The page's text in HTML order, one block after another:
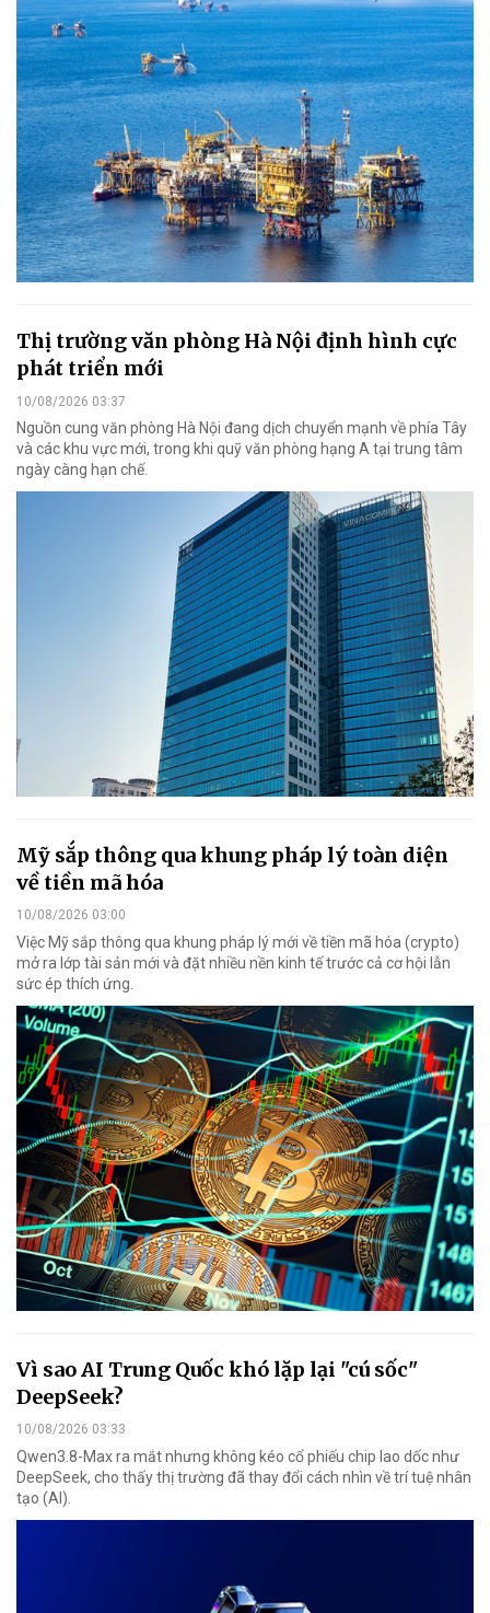
Thị trường văn phòng Hà Nội định hình cực
phát triển mới
10/08/2026 03:37
Nguồn cung văn phòng Hà Nội đang dịch chuyển mạnh về phía Tây
và các khu vực mới, trong khi quỹ văn phòng hạng A tại trung tâm
ngày càng hạn chế.
Mỹ sắp thông qua khung pháp lý toàn diện
về tiền mã hóa
10/08/2026 03:00
Việc Mỹ sắp thông qua khung pháp lý mới về tiền mã hóa (crypto)
mở ra lớp tài sản mới và đặt nhiều nền kinh tế trước cả cơ hội lẫn
sức ép thích ứng.
Vì sao AI Trung Quốc khó lặp lại "cú sốc"
DeepSeek?
10/08/2026 03:33
Qwen3.8-Max ra mắt nhưng không kéo cổ phiếu chip lao dốc như
DeepSeek, cho thấy thị trường đã thay đổi cách nhìn về trí tuệ nhân
tạo (AI).